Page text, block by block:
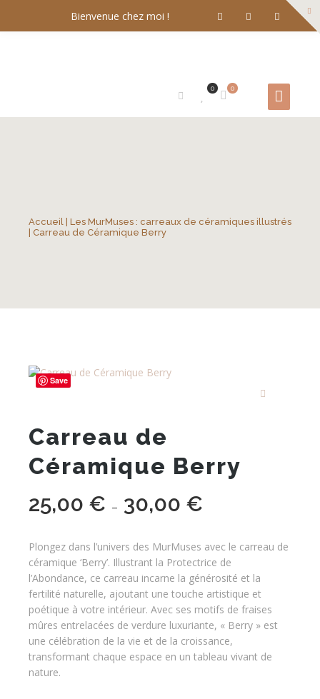
Bienvenue chez moi !
0
0
Accueil Les MurMuses : carreaux de céramiques illustrés
| Carreau de Céramique Berry
Save
Carreau de
Céramique Berry
25,00 € – 30,00 €
25,00 €
à
30,00 €
Plongez dans l’univers des MurMuses avec le carreau de
céramique ‘Berry’. Illustrant la Protectrice de
l’Abondance, ce carreau incarne la générosité et la
fertilité naturelle, ajoutant une touche artistique et
poétique à votre intérieur. Avec ses motifs de fraises
mûres entrelacées de verdure luxuriante, « Berry » est
une célébration de la vie et de la croissance,
transformant chaque espace en un tableau vivant de
nature.